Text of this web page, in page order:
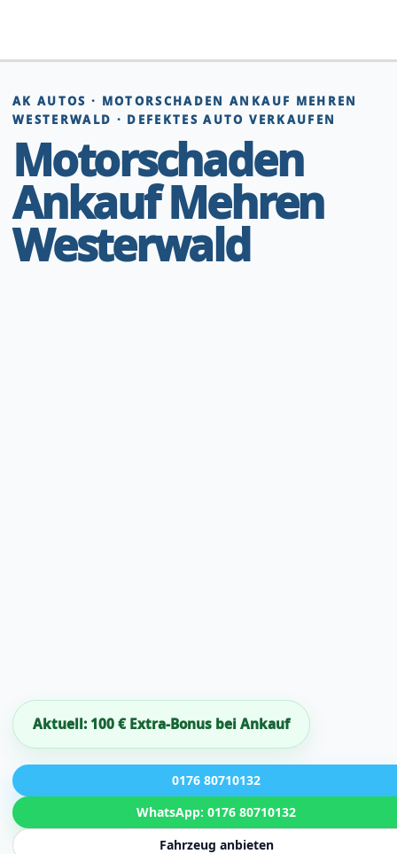
springen
AK AUTOS · MOTORSCHADEN ANKAUF MEHREN
WESTERWALD · DEFEKTES AUTO VERKAUFEN
Motorschaden
Ankauf Mehren
Westerwald
Aktuell: 100 € Extra-Bonus bei Ankauf
0176 80710132
WhatsApp: 0176 80710132
Fahrzeug anbieten